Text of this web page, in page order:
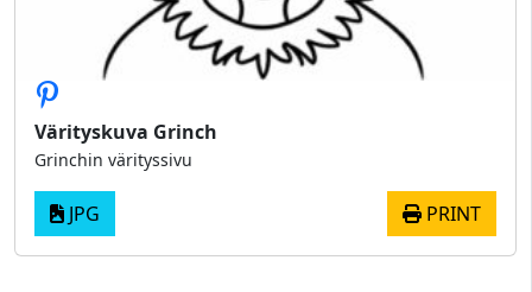
Värityskuva Grinch
Grinchin värityssivu
JPG PRINT